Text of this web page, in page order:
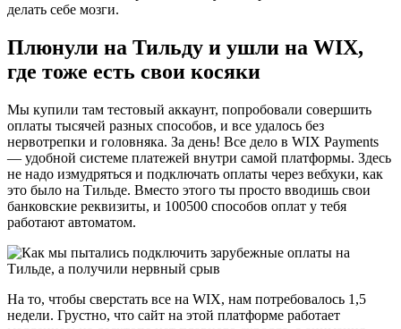
делать себе мозги.
Плюнули на Тильду и ушли на WIX,
где тоже есть свои косяки
Мы купили там тестовый аккаунт, попробовали совершить
оплаты тысячей разных способов, и все удалось без
нервотрепки и головняка. За день! Все дело в WIX Payments
— удобной системе платежей внутри самой платформы. Здесь
не надо измудряться и подключать оплаты через вебхуки, как
это было на Тильде. Вместо этого ты просто вводишь свои
банковские реквизиты, и 100500 способов оплат у тебя
работают автоматом.
На то, чтобы сверстать все на WIX, нам потребовалось 1,5
недели. Грустно, что сайт на этой платформе работает